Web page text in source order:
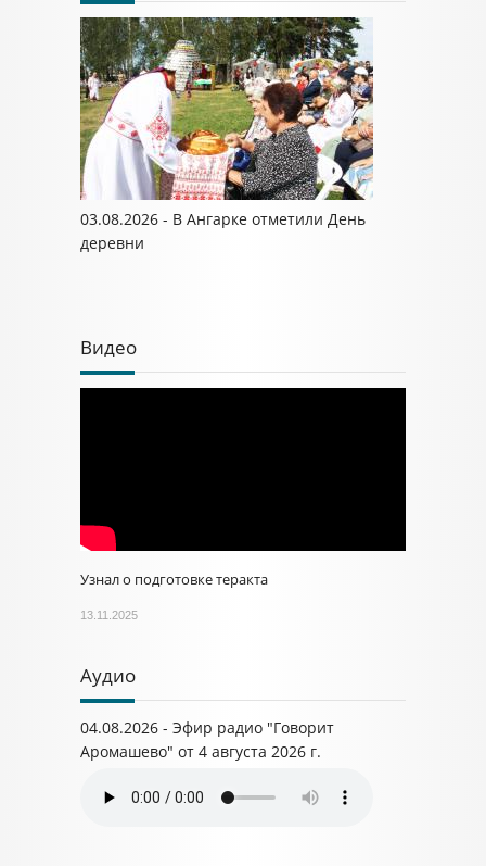
03.08.2026 - В Ангарке отметили День
деревни
Видео
Узнал о подготовке теракта
13.11.2025
Аудио
04.08.2026 - Эфир радио "Говорит
Аромашево" от 4 августа 2026 г.